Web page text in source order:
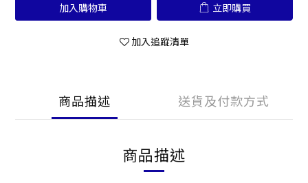
加入購物車 立即購買
加入追蹤清單
商品描述 送貨及付款方式
商品描述